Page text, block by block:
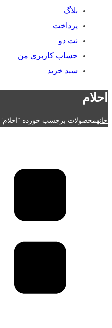
بلاگ
پرداخت
نت دو
حساب کاربری من
سبد خرید
احلام
خانهمحصولات برچسب خورده “احلام”